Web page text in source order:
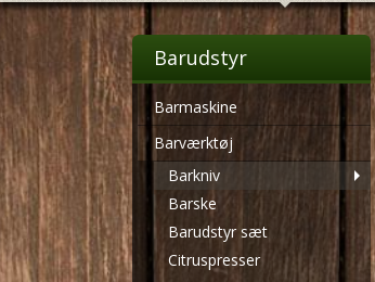
Barudstyr
Barmaskine
Barværktøj
Barkniv
Barske
Barudstyr sæt
Citruspresser